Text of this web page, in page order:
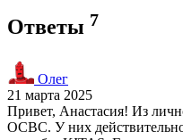
Ответы 7
Олег
21 марта 2025
Привет, Анастасия! Из
OCBC. У них